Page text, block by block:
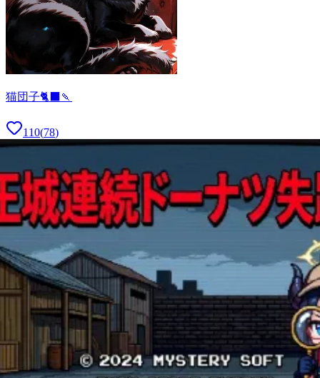
猫団子🐈‍⬛🍡
110(78)